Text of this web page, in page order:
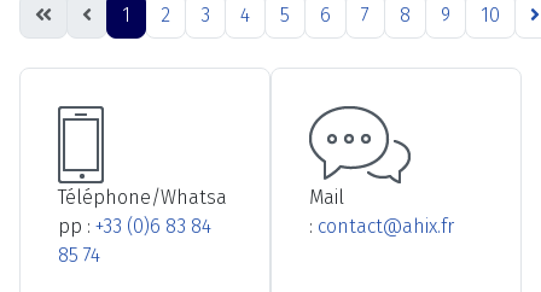
1 2 3 4 5 6 7 8 9 10
Téléphone/Whatsa
pp : +33 (0)6 83 84
85 74
Mail
: contact@ahix.fr